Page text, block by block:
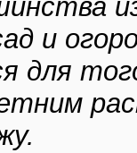
и
для